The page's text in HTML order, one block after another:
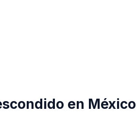
en México